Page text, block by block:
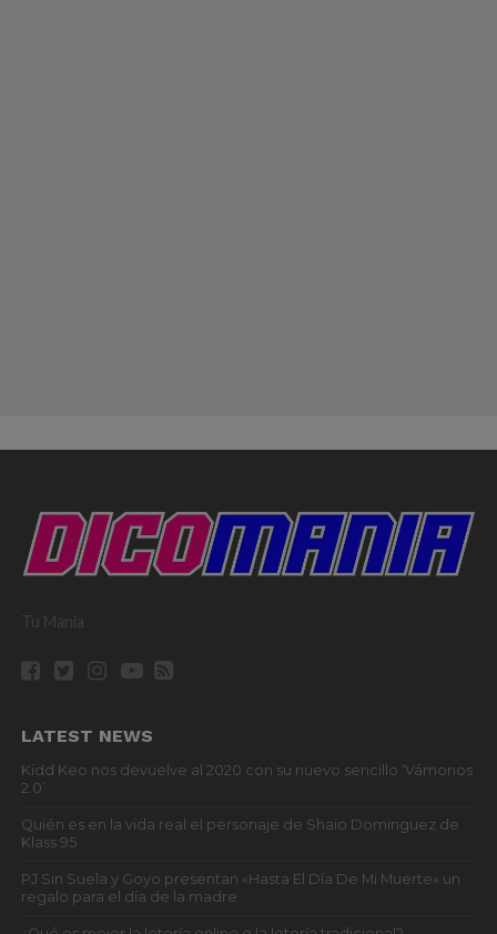
Tu Mania
LATEST NEWS
Kidd Keo nos devuelve al 2020 con su nuevo sencillo ‘Vámonos
2.0’
Quién es en la vida real el personaje de Shaio Dominguez de
Klass 95
PJ Sin Suela y Goyo presentan «Hasta El Día De Mi Muerte» un
regalo para el día de la madre